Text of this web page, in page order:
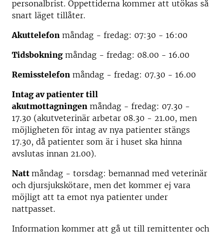
personalbrist. Öppettiderna kommer att utökas så
snart läget tillåter.
Akuttelefon måndag - fredag: 07:30 - 16:00
Tidsbokning måndag - fredag: 08.00 - 16.00
Remisstelefon måndag - fredag: 07.30 - 16.00
Intag av patienter till
akutmottagningen måndag - fredag: 07.30 -
17.30 (akutveterinär arbetar 08.30 - 21.00, men
möjligheten för intag av nya patienter stängs
17.30, då patienter som är i huset ska hinna
avslutas innan 21.00).
Natt måndag - torsdag: bemannad med veterinär
och djursjukskötare, men det kommer ej vara
möjligt att ta emot nya patienter under
nattpasset.
Information kommer att gå ut till remittenter och